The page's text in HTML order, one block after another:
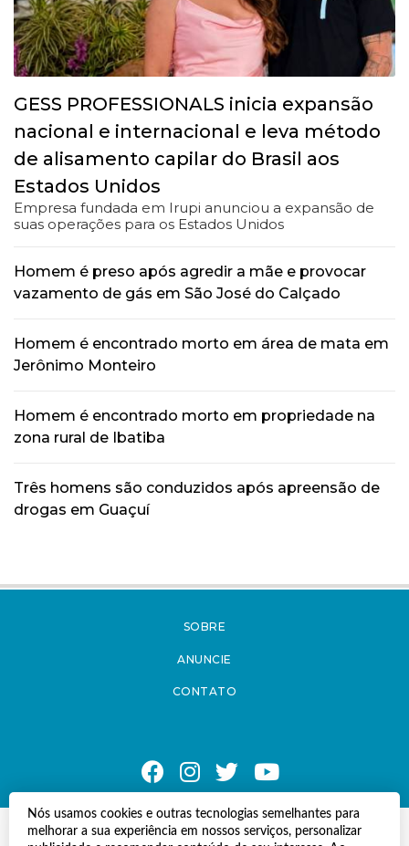
Nós usamos cookies e outras tecnologias semelhantes para
melhorar a sua experiência em nossos serviços, personalizar
GESS PROFESSIONALS inicia expansão
nacional e internacional e leva método
de alisamento capilar do Brasil aos
Estados Unidos
Empresa fundada em Irupi anunciou a expansão de
suas operações para os Estados Unidos
Homem é preso após agredir a mãe e provocar
vazamento de gás em São José do Calçado
Homem é encontrado morto em área de mata em
Jerônimo Monteiro
Homem é encontrado morto em propriedade na
zona rural de Ibatiba
Três homens são conduzidos após apreensão de
drogas em Guaçuí
SOBRE
ANUNCIE
CONTATO
© Copyright 2021 A Notícia do Caparaó.